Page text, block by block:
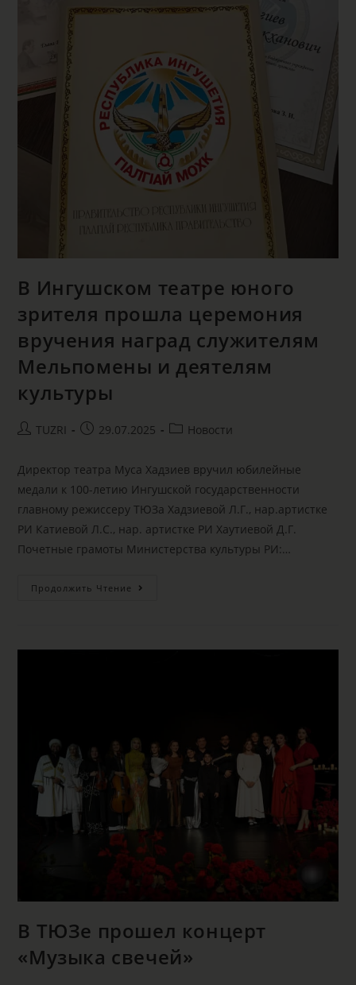
В Ингушском театре юного
зрителя прошла церемония
вручения наград служителям
Мельпомены и деятелям
культуры
TUZRI 29.07.2025 Новости
Директор театра Муса Хадзиев вручил юбилейные
медали к 100-летию Ингушской государственности
главному режиссеру ТЮЗа Хадзиевой Л.Г., нар.артистке
РИ Катиевой Л.С., нар. артистке РИ Хаутиевой Д.Г.
Почетные грамоты Министерства культуры РИ:…
Продолжить Чтение
В ТЮЗе прошел концерт
«Музыка свечей»